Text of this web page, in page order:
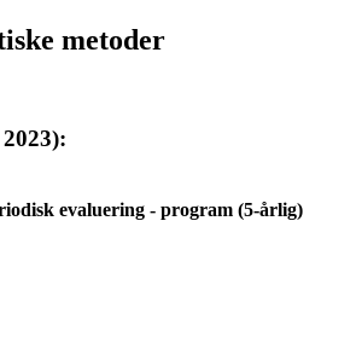
metoder
evaluering - program (5-årlig)